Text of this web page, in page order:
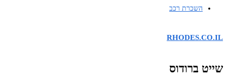
השכרת רכב
RHODES.CO.IL
שייט ברודוס